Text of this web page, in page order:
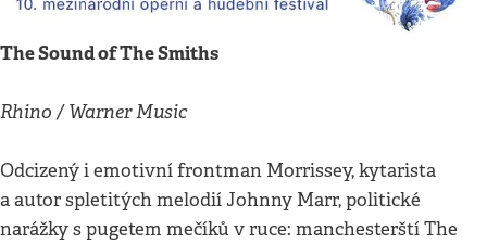
The Sound of The Smiths
Rhino / Warner Music
Odcizený i emotivní frontman Morrissey, kytarista
a autor spletitých melodií Johnny Marr, politické
narážky s pugetem mečíků v ruce: manchesterští The